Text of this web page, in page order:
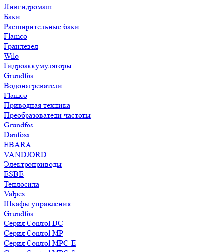
Ливгидромаш
Баки
Расширительные баки
Flamco
Гранлевел
Wilo
Гидроаккумуляторы
Grundfos
Водонагреватели
Flamco
Приводная техника
Преобразователи частоты
Grundfos
Danfoss
EBARA
VANDJORD
Электроприводы
ESBE
Теплосила
Valpes
Шкафы управления
Grundfos
Серия Control DC
Серия Control MP
Серия Control MPC-E